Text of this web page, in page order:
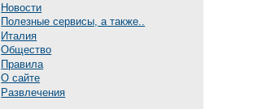
Новости
Полезные сервисы, а также..
Италия
Общество
Правила
О сайте
Развлечения